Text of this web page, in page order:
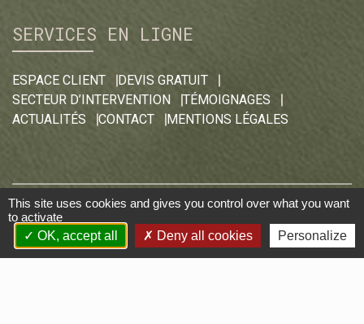
SERVICES EN LIGNE
ESPACE CLIENT
DEVIS GRATUIT
SECTEUR D’INTERVENTION
TÉMOIGNAGES
ACTUALITÉS
CONTACT MENTIONS LÉGALES
2025
DIAMETRE •
DIAGNOSTIC IMMOBILIER LA RÉUNION
• RCS 943 481 549 -
This site uses cookies and gives you control over what you want
to activate
OK, accept all
Deny all cookies Personalize